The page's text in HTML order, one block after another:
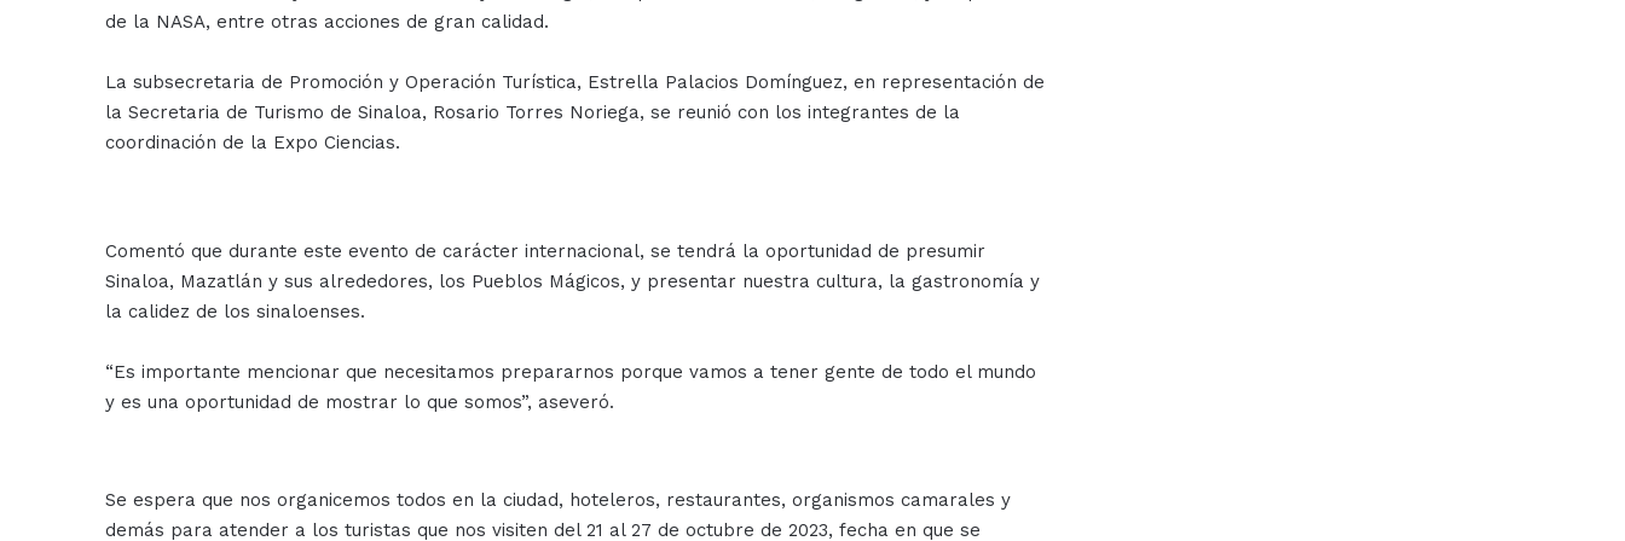
de la NASA, entre otras acciones de gran calidad.
La subsecretaria de Promoción y Operación Turística, Estrella Palacios Domínguez, en representación de
la Secretaria de Turismo de Sinaloa, Rosario Torres Noriega, se reunió con los integrantes de la
coordinación de la Expo Ciencias.
Comentó que durante este evento de carácter internacional, se tendrá la oportunidad de presumir
Sinaloa, Mazatlán y sus alrededores, los Pueblos Mágicos, y presentar nuestra cultura, la gastronomía y
la calidez de los sinaloenses.
“Es importante mencionar que necesitamos prepararnos porque vamos a tener gente de todo el mundo
y es una oportunidad de mostrar lo que somos”, aseveró.
Se espera que nos organicemos todos en la ciudad, hoteleros, restaurantes, organismos camarales y
demás para atender a los turistas que nos visiten del 21 al 27 de octubre de 2023, fecha en que se